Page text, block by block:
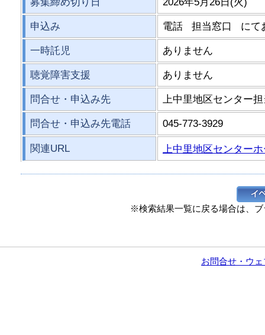
申込み 電話 担当窓口 にて
一時託児 ありません
聴覚障害支援 ありません
問合せ・申込み先 上中里地区センター
問合せ・申込み先電話 045-773-3929
関連URL 上中里地区センター
※検索結果一覧に戻る場合は、
お問合せ・ウ